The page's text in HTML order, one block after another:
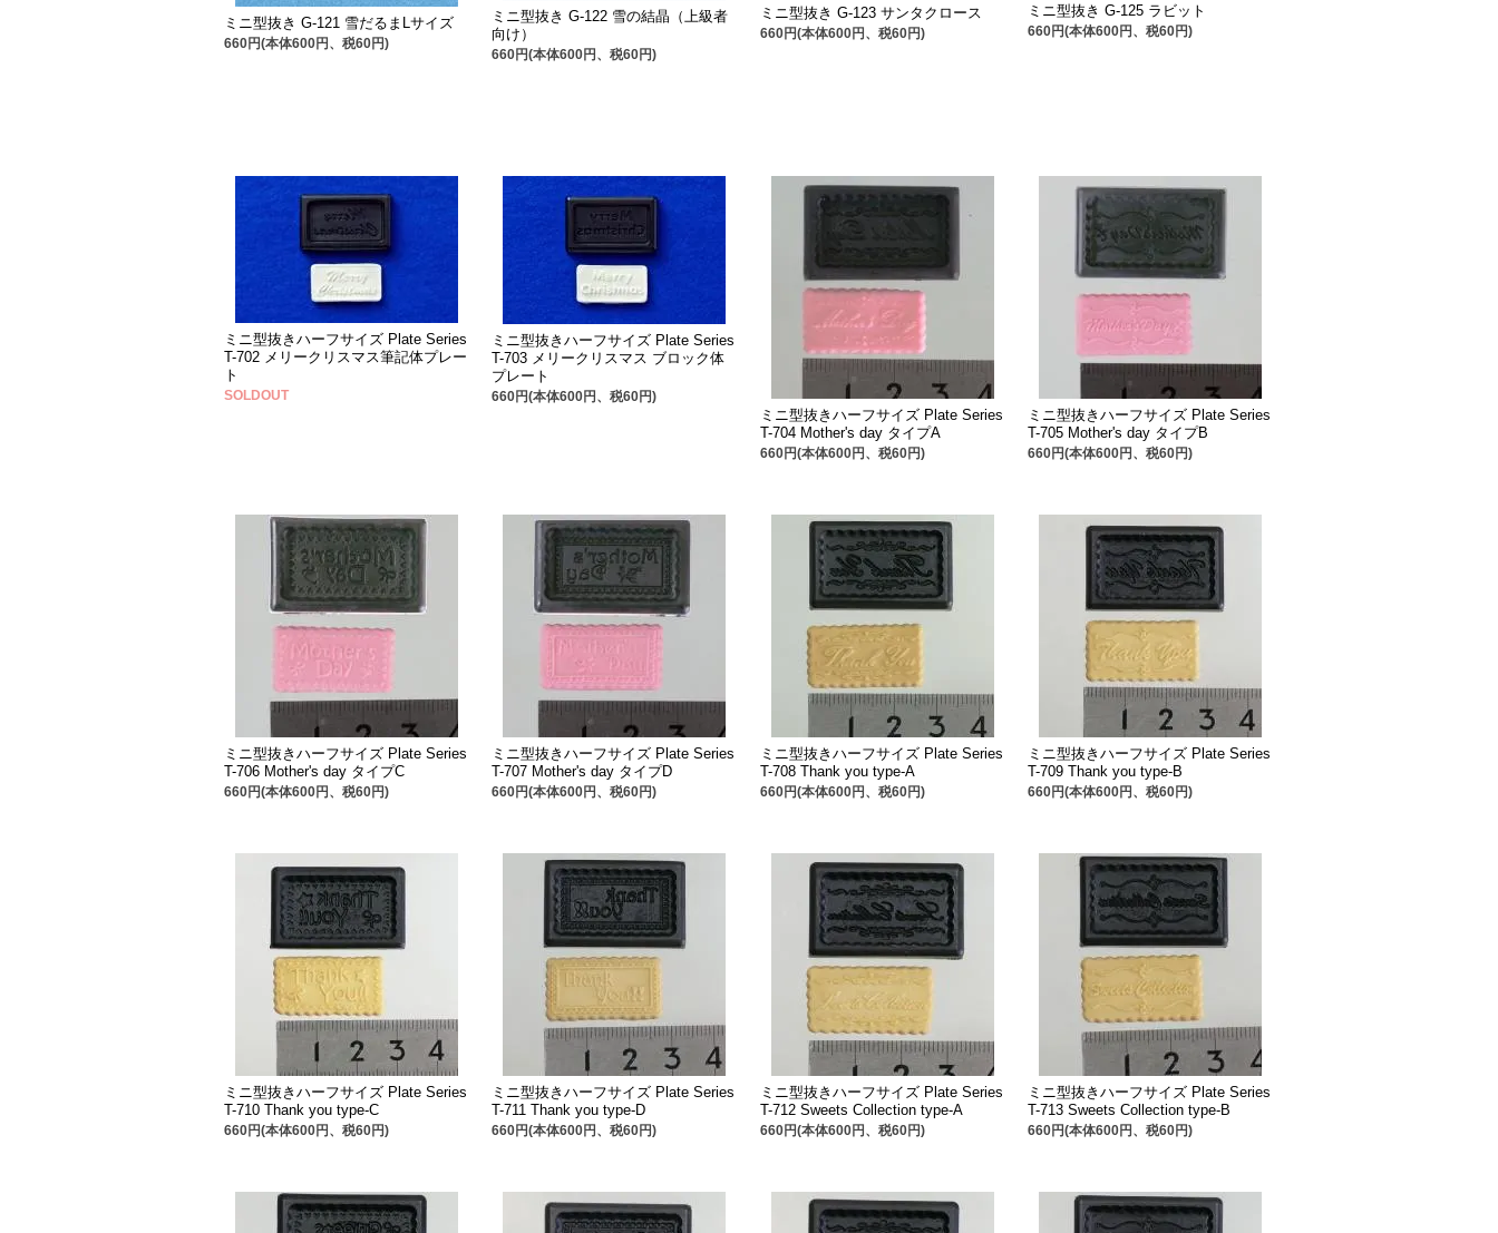
ミニ型抜き G-121 雪だるまLサイズ
660円(本体600円、税60円)
ミニ型抜き G-122 雪の結晶（上級者
向け）
660円(本体600円、税60円)
ミニ型抜き G-123 サンタクロース
660円(本体600円、税60円)
ミニ型抜き G-125 ラビット
660円(本体600円、税60円)
ミニ型抜きハーフサイズ Plate Series
T-702 メリークリスマス筆記体プレー
ト
SOLDOUT
ミニ型抜きハーフサイズ Plate Series
T-703 メリークリスマス ブロック体
プレート
660円(本体600円、税60円)
ミニ型抜きハーフサイズ Plate Series
T-704 Mother's day タイプA
660円(本体600円、税60円)
ミニ型抜きハーフサイズ Plate Series
T-705 Mother's day タイプB
660円(本体600円、税60円)
ミニ型抜きハーフサイズ Plate Series
T-706 Mother's day タイプC
660円(本体600円、税60円)
ミニ型抜きハーフサイズ Plate Series
T-707 Mother's day タイプD
660円(本体600円、税60円)
ミニ型抜きハーフサイズ Plate Series
T-708 Thank you type-A
660円(本体600円、税60円)
ミニ型抜きハーフサイズ Plate Series
T-709 Thank you type-B
660円(本体600円、税60円)
ミニ型抜きハーフサイズ Plate Series
T-710 Thank you type-C
660円(本体600円、税60円)
ミニ型抜きハーフサイズ Plate Series
T-711 Thank you type-D
660円(本体600円、税60円)
ミニ型抜きハーフサイズ Plate Series
T-712 Sweets Collection type-A
660円(本体600円、税60円)
ミニ型抜きハーフサイズ Plate Series
T-713 Sweets Collection type-B
660円(本体600円、税60円)